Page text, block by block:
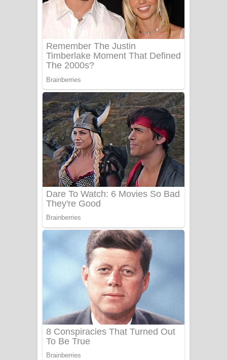
UNUHUMA Song Lyrics - උණුහුම
ගීතයේ පද පෙළ
Katakara Song Lyrics - කටකාර ගීතයේ
පද පෙළ
යායේ දිලෙනා ගීතයේ පද පෙළ
Ow Man Sosa Song Lyrics - ඔව් මං
සෝසා ගීතයේ පද පෙළ
Heavy Weight Song Lyrics
Aye Lanweela Song Lyrics - ආයේ
ලංවීලා ගීතයේ පද පෙළ
Ala purannata Song Lyrics - ආල
පුරන්නට ගීතයේ පද පෙළ
FEVER DREAM Lyrics - Alex Warren
BTS : Hooligan Lyrics
Apa Hamuwee Song Lyrics - අප හමුවී
ගීතයේ පද පෙළ